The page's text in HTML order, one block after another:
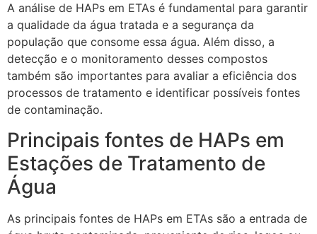
A análise de HAPs em ETAs é fundamental para garantir
a qualidade da água tratada e a segurança da
população que consome essa água. Além disso, a
detecção e o monitoramento desses compostos
também são importantes para avaliar a eficiência dos
processos de tratamento e identificar possíveis fontes
de contaminação.
Principais fontes de HAPs em
Estações de Tratamento de
Água
As principais fontes de HAPs em ETAs são a entrada de